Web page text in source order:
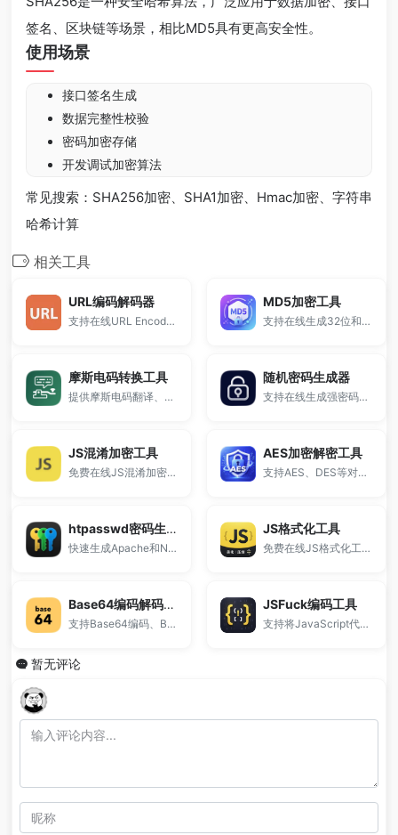
签名、区块链等场景，相比MD5具有更高安全性。
使用场景
接口签名生成
数据完整性校验
密码加密存储
开发调试加密算法
常见搜索：SHA256加密、SHA1加密、Hmac加密、字符串
哈希计算
相关工具
URL编码解码器
支持在线URL Encode编码与Decode解码，适用于接口调试、参数传递、网页开发等场景。
MD5加密工具
支持在线生成32位和16位MD5值，并提供大小写转换功能。
摩斯电码转换工具
提供摩斯电码翻译、摩斯密码转换及完整对照表查询。
随机密码生成器
支持在线生成强密码、安全密码和复杂密码，自定义长度、字符类型及数量，一键生成并复制。
JS混淆加密工具
免费在线JS混淆加密工具，支持JavaScript代码加密、压缩与混淆处理，一键保护前端源码安全，防止代码被复制和破解。
AES加密解密工具
支持AES、DES等对称加密算法，在线实现字符串加密与解密。
htpasswd密码生成器
快速生成Apache和Nginx所需的账号密码认证信息。
JS格式化工具
免费在线JS格式化工具，支持JS代码美化、压缩、混淆加密与解密，一站式处理JavaScript代码。
Base64编码解码工具
支持Base64编码、Base64解码转字符串，同时提供Hex编码转换功能。
JSFuck编码工具
支持将JavaScript代码转换为由 []()+! 组成的特殊表达式编码。
暂无评论